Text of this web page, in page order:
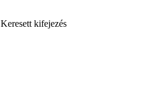
Keresett kifejezés